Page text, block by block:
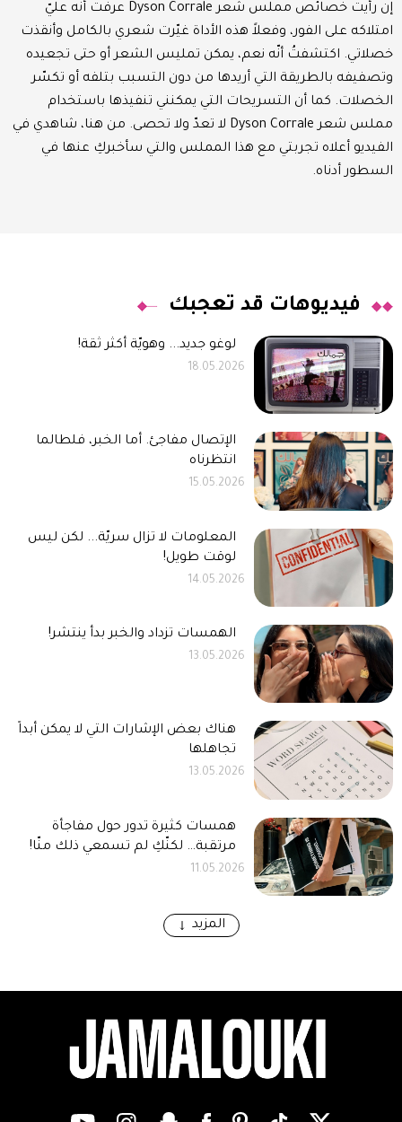
إن رأيت خصائص مملس شعر Dyson Corrale عرفت أنه عليّ
امتلاكه على الفور، وفعلاً هذه الأداة غيّرت شعري بالكامل وأنقذت
خصلاتي. اكتشفتُ أنّه نعم، يمكن تمليس الشعر أو حتى تجعيده
وتصفيفه بالطريقة التي أريدها من دون التسبب بتلفه أو تكسّر
الخصلات. كما أن التسريحات التي يمكنني تنفيذها باستخدام
مملس شعر Dyson Corrale لا تعدّ ولا تحصى. من هنا، شاهدي في
الفيديو أعلاه تجربتي مع هذا المملس والتي سأخبركِ عنها في
السطور أدناه.
فيديوهات قد تعجبك
لوغو جديد... وهويّة أكثر ثقة!
18.05.2026
الإتصال مفاجئ. أما الخبر، فلطالما
انتظرناه
15.05.2026
المعلومات لا تزال سريّة... لكن ليس
لوقت طويل!
14.05.2026
الهمسات تزداد والخبر بدأ ينتشر!
13.05.2026
هناك بعض الإشارات التي لا يمكن أبداً
تجاهلها
13.05.2026
همسات كثيرة تدور حول مفاجأة
مرتقبة… لكنّكِ لم تسمعي ذلك منّا!
11.05.2026
المزيد